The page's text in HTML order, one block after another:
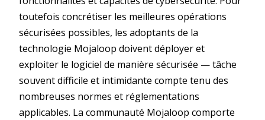
toutefois concrétiser les meilleures opérations
sécurisées possibles, les adoptants de la
technologie Mojaloop doivent déployer et
exploiter le logiciel de manière sécurisée — tâche
souvent difficile et intimidante compte tenu des
nombreuses normes et réglementations
applicables. La communauté Mojaloop comporte